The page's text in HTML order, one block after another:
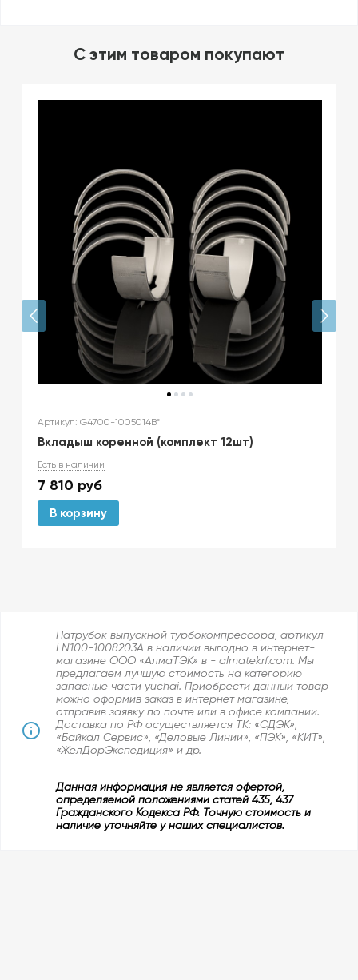
C этим товаром покупают
Артикул: G4700-1005014B*
Вкладыш коренной (комплект 12шт)
Есть в наличии
7 810 руб
В корзину
Патрубок выпускной турбокомпрессора, артикул
LN100-1008203A в наличии выгодно в интернет-
магазине ООО «АлмаТЭК» в - almatekrf.com. Мы
предлагаем лучшую стоимость на категорию
запасные части yuchai. Приобрести данный товар
можно оформив заказ в интернет магазине,
отправив заявку по почте или в офисе компании.
Доставка по РФ осуществляется ТК: «СДЭК»,
«Байкал Сервис», «Деловые Линии», «ПЭК», «КИТ»,
«ЖелДорЭкспедиция» и др.